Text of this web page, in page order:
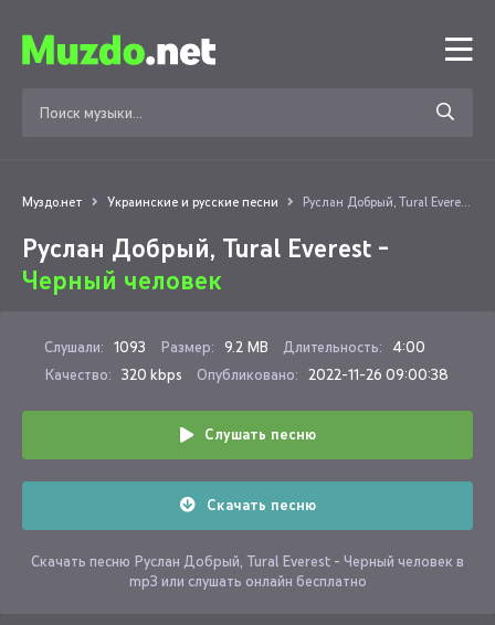
Муздо.нет Украинские и русские песни Руслан Добрый, Tural Everest - Черный человек
Руслан Добрый, Tural Everest -
Черный человек
Слушали: 1093 Размер: 9.2 MB Длительность:
4:00
Качество: 320 kbps Опубликовано: 2022-11-26 09:00:38
Слушать песню
Скачать песню
Скачать песню Руслан Добрый, Tural Everest - Черный человек в
mp3 или слушать онлайн бесплатно